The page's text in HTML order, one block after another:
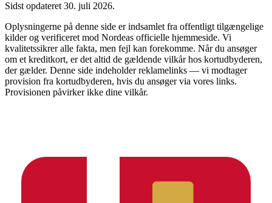
Sidst opdateret 30. juli 2026.
Oplysningerne på denne side er indsamlet fra offentligt tilgængelige
kilder og verificeret mod Nordeas officielle hjemmeside. Vi
kvalitetssikrer alle fakta, men fejl kan forekomme. Når du ansøger
om et kreditkort, er det altid de gældende vilkår hos kortudbyderen,
der gælder. Denne side indeholder reklamelinks — vi modtager
provision fra kortudbyderen, hvis du ansøger via vores links.
Provisionen påvirker ikke dine vilkår.